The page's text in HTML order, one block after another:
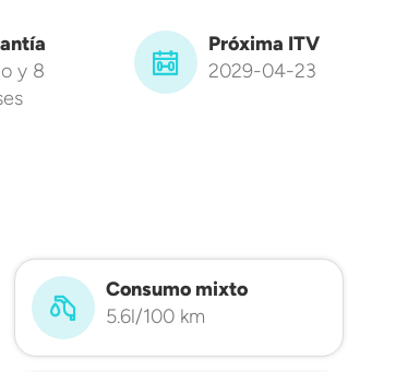
y 8
Próxima ITV
2029-04-23
Consumo mixto
5.6l/100 km